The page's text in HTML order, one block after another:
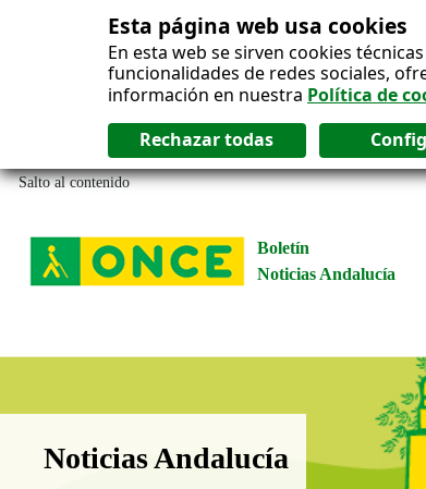
Esta página web usa cookies
En esta web se sirven cookies
funcionalidades de redes sociales,
información en nuestra Política de
Salto al contenido
Boletín
Noticias Andalucía
Boletín Noticias Andalucía
Noticias Andalucía